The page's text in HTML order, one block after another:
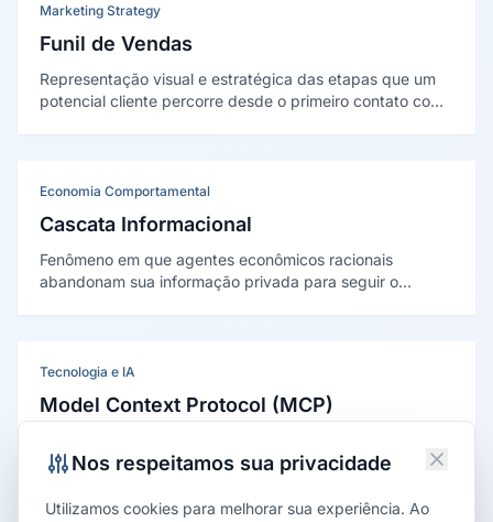
Marketing Strategy
Funil de Vendas
Representação visual e estratégica das etapas que um
potencial cliente percorre desde o primeiro contato com
Economia Comportamental
Cascata Informacional
Fenômeno em que agentes econômicos racionais
abandonam sua informação privada para seguir o
Tecnologia e IA
Model Context Protocol (MCP)
linguagem e fontes de dados externas, baseado em
clientes de IA e servidores de ferramentas.
Nos respeitamos sua privacidade
Utilizamos cookies para melhorar sua experiência. Ao